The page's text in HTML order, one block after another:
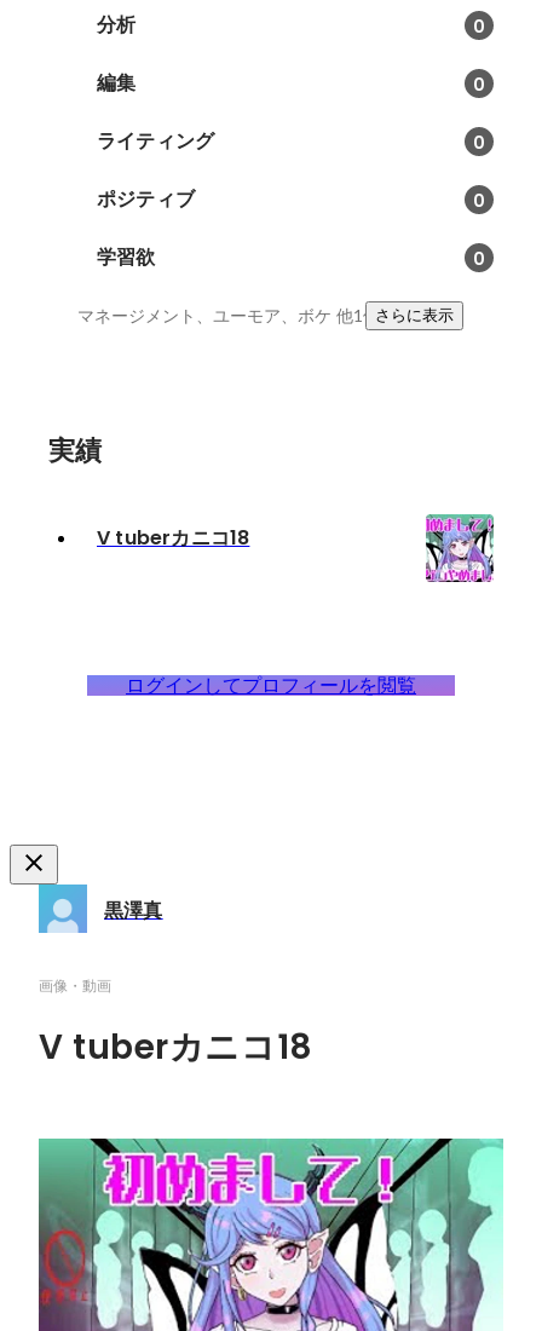
分析 0
編集 0
ライティング 0
ポジティブ 0
学習欲 0
マネージメント、ユーモア、ボケ 他1件さらに表示
実績
V tuberカニコ18
ログインしてプロフィールを閲覧
黒澤真
画像・動画
V tuberカニコ18